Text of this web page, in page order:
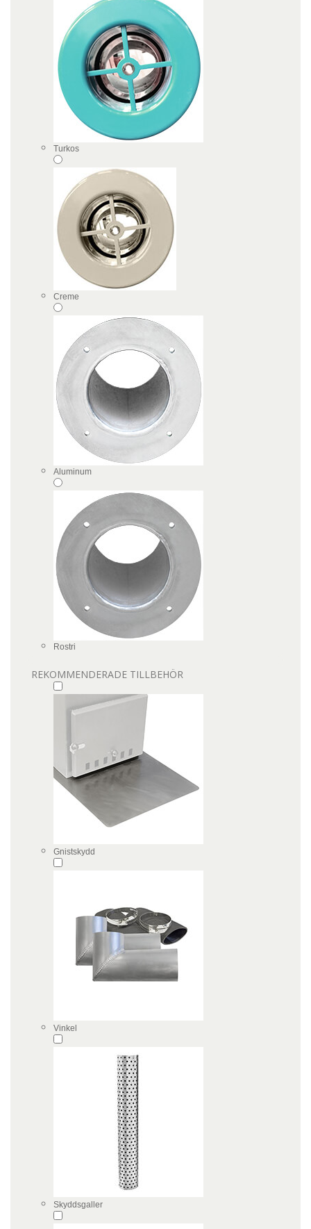
Turkos
Creme
Aluminum
Rostri
REKOMMENDERADE TILLBEHÖR
Gnistskydd
Vinkel
Skyddsgaller